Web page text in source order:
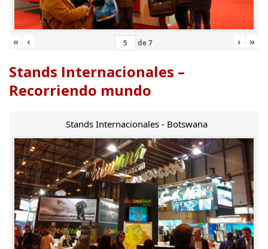
« ‹ de7 › »
Stands Internacionales –
Recorriendo mundo
Stands Internacionales - Botswana